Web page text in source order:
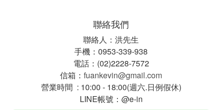
聯絡我們
聯絡人：洪先生
手機：0953-339-938
電話：(02)2228-7572
信箱： fuankevin@gmail.com
營業時間 : 10:00 - 18:00(週六.日例假休)
LINE帳號：@e-in